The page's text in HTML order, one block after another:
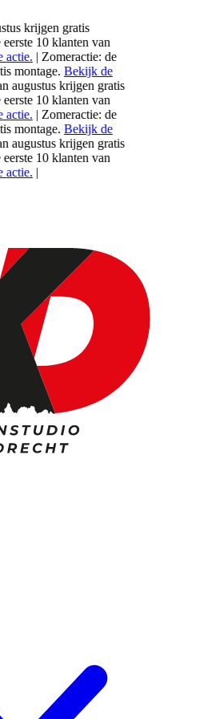
krijgen gratis
10 klanten van
| Zomeractie: de
montage.Bekijk de
augustuskrijgen gratis
10 klanten van
| Zomeractie: de
montage.Bekijk de
augustuskrijgen gratis
10 klanten van
|